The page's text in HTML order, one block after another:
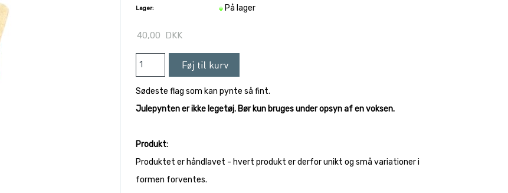
Lager: På lager
40,00 DKK
Sødeste flag som kan pynte så fint.
Julepynten er ikke legetøj. Bør kun bruges under opsyn af en voksen.
Produkt:
Produktet er håndlavet - hvert produkt er derfor unikt og små variationer i
formen forventes.